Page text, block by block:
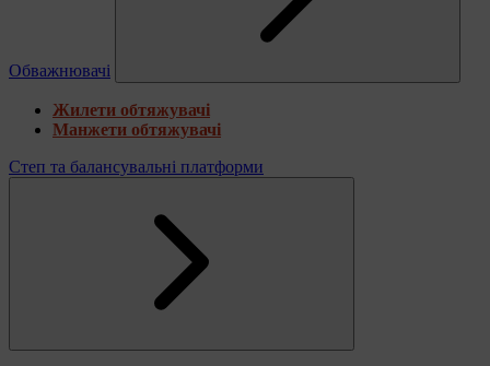
Обважнювачі
Жилети обтяжувачі
Манжети обтяжувачі
Степ та балансувальні платформи